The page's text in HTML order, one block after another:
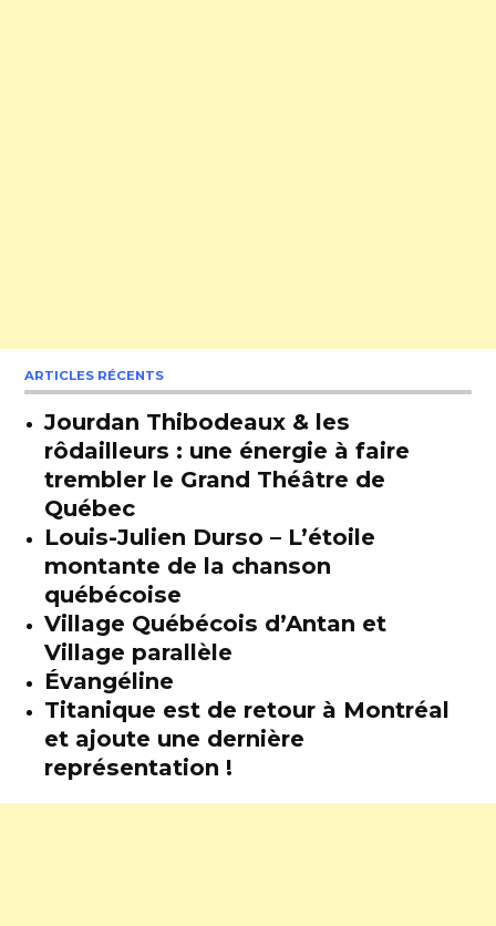
ARTICLES RÉCENTS
Jourdan Thibodeaux & les
rôdailleurs : une énergie à faire
trembler le Grand Théâtre de
Québec
Louis-Julien Durso – L’étoile
montante de la chanson
québécoise
Village Québécois d’Antan et
Village parallèle
Évangéline
Titanique est de retour à Montréal
et ajoute une dernière
représentation !